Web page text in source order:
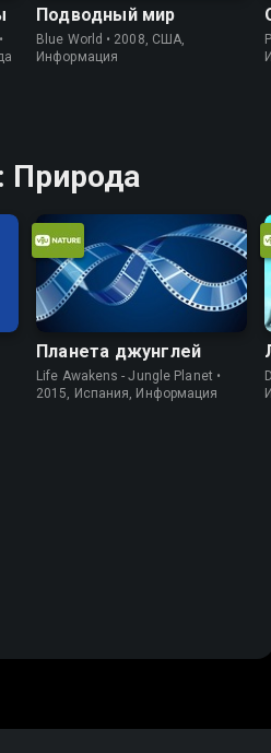
Подводный мир
Blue World • 2008, США,
Информация
Природа
Планета джунглей
Life Awakens - Jungle Planet •
2015, Испания, Информация